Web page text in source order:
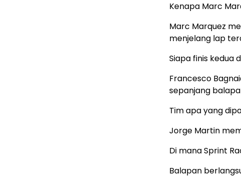
Kenapa Marc
Marc Marquez
menjelang lap
Siapa finis kedua
Francesco
sepanjang
Tim apa yang
Jorge Martin
Di mana Sprint
Balapan